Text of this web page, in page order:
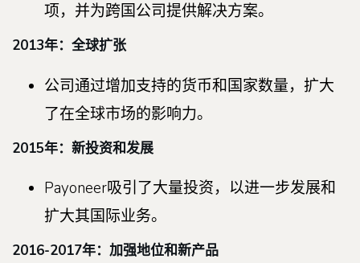
项，并为跨国公司提供解决方案。
2013年：全球扩张
公司通过增加支持的货币和国家数量，扩大
了在全球市场的影响力。
2015年：新投资和发展
Payoneer吸引了大量投资，以进一步发展和
扩大其国际业务。
2016-2017年：加强地位和新产品